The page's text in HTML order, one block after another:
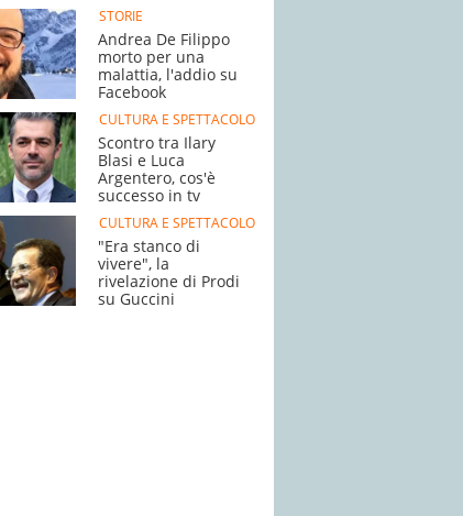
STORIE
Andrea De Filippo
morto per una
malattia, l'addio su
Facebook
CULTURA E SPETTACOLO
Scontro tra Ilary
Blasi e Luca
Argentero, cos'è
successo in tv
CULTURA E SPETTACOLO
"Era stanco di
vivere", la
rivelazione di Prodi
su Guccini